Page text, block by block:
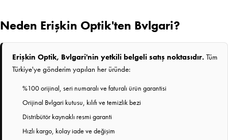
Neden Erişkin Optik'ten Bvlgari?
Erişkin Optik, Bvlgari'nin yetkili belgeli satış noktasıdır. Tüm
Türkiye'ye gönderim yapılan her üründe:
%100 orijinal, seri numaralı ve faturalı ürün garantisi
Orijinal Bvlgari kutusu, kılıfı ve temizlik bezi
Distribütör kaynaklı resmi garanti
Hızlı kargo, kolay iade ve değişim